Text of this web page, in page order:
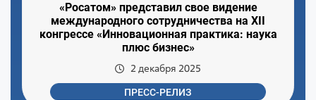
«Росатом» представил свое видение
международного сотрудничества на XII
конгрессе «Инновационная практика: наука
плюс бизнес»
2 декабря 2025
ПРЕСС-РЕЛИЗ